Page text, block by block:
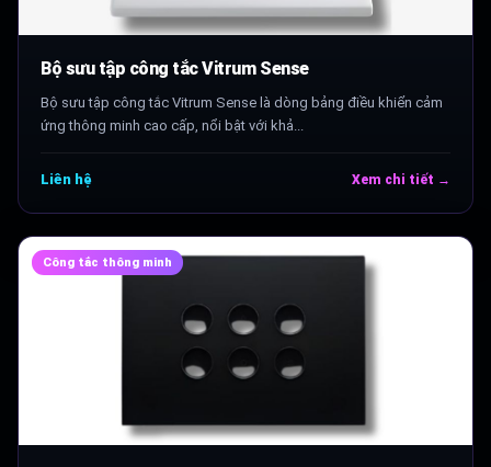
Bộ sưu tập công tắc Vitrum Sense
Bộ sưu tập công tắc Vitrum Sense là dòng bảng điều khiển cảm
ứng thông minh cao cấp, nổi bật với khả...
Liên hệ Xem chi tiết →
Công tắc thông minh